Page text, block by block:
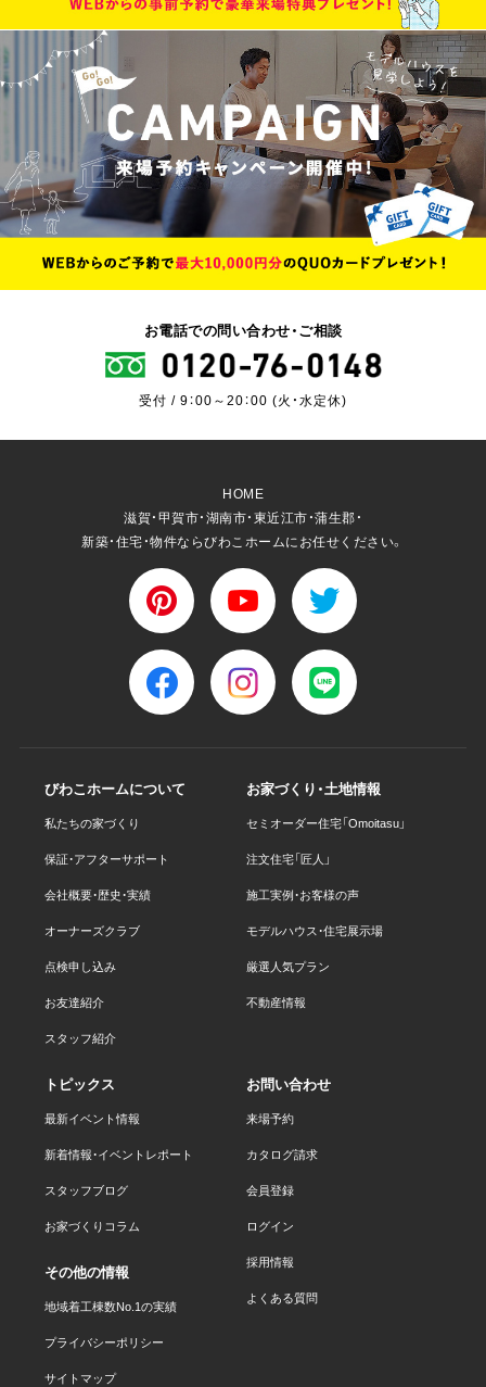
お電話での問い合わせ・ご相談
受付 / 9：00～20：00 (火・水定休)
HOME
滋賀・甲賀市・湖南市・東近江市・蒲生郡・
新築・住宅・物件ならびわこホームにお任せください。
びわこホームについて
私たちの家づくり
保証・アフターサポート
会社概要・歴史・実績
オーナーズクラブ
点検申し込み
お友達紹介
スタッフ紹介
お家づくり・土地情報
セミオーダー住宅「Omoitasu」
注文住宅「匠人」
施工実例・お客様の声
モデルハウス・住宅展示場
厳選人気プラン
不動産情報
トピックス
最新イベント情報
新着情報・イベントレポート
スタッフブログ
お家づくりコラム
お問い合わせ
来場予約
カタログ請求
会員登録
ログイン
採用情報
よくある質問
その他の情報
地域着工棟数No.1の実績
プライバシーポリシー
サイトマップ